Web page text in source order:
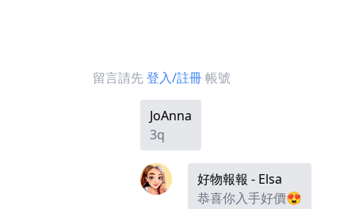
留言請先登入/註冊帳號
JoAnna
3q
好物報報 - Elsa
恭喜你入手好價😍